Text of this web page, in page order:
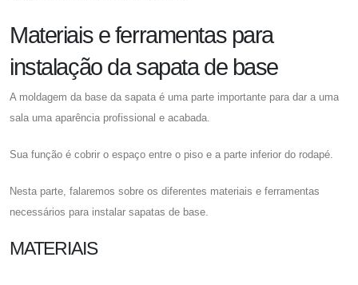
Materiais e ferramentas para
instalação da sapata de base
A moldagem da base da sapata é uma parte importante para dar a uma
sala uma aparência profissional e acabada.
Sua função é cobrir o espaço entre o piso e a parte inferior do rodapé.
Nesta parte, falaremos sobre os diferentes materiais e ferramentas
necessários para instalar sapatas de base.
MATERIAIS